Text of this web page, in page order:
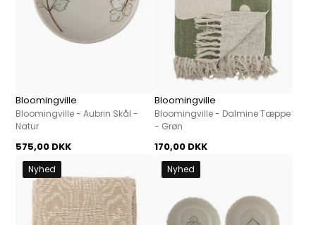
Bloomingville
Bloomingville - Aubrin Skål -
Natur
575,00 DKK
Bloomingville
Bloomingville - Dalmine Tæppe
- Grøn
170,00 DKK
Nyhed Nyhed